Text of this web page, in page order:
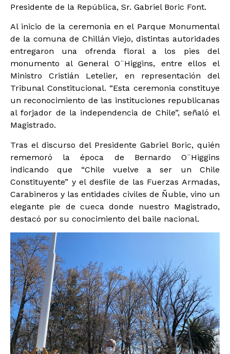
Presidente de la República, Sr. Gabriel Boric Font.
Al inicio de la ceremonia en el Parque Monumental
de la comuna de Chillán Viejo, distintas autoridades
entregaron una ofrenda floral a los pies del
monumento al General O¨Higgins, entre ellos el
Ministro Cristián Letelier, en representación del
Tribunal Constitucional. “Esta ceremonia constituye
un reconocimiento de las instituciones republicanas
al forjador de la independencia de Chile”, señaló el
Magistrado.
Tras el discurso del Presidente Gabriel Boric, quién
rememoró la época de Bernardo O¨Higgins
indicando que “Chile vuelve a ser un Chile
Constituyente” y el desfile de las Fuerzas Armadas,
Carabineros y las entidades civiles de Ñuble, vino un
elegante pie de cueca donde nuestro Magistrado,
destacó por su conocimiento del baile nacional.